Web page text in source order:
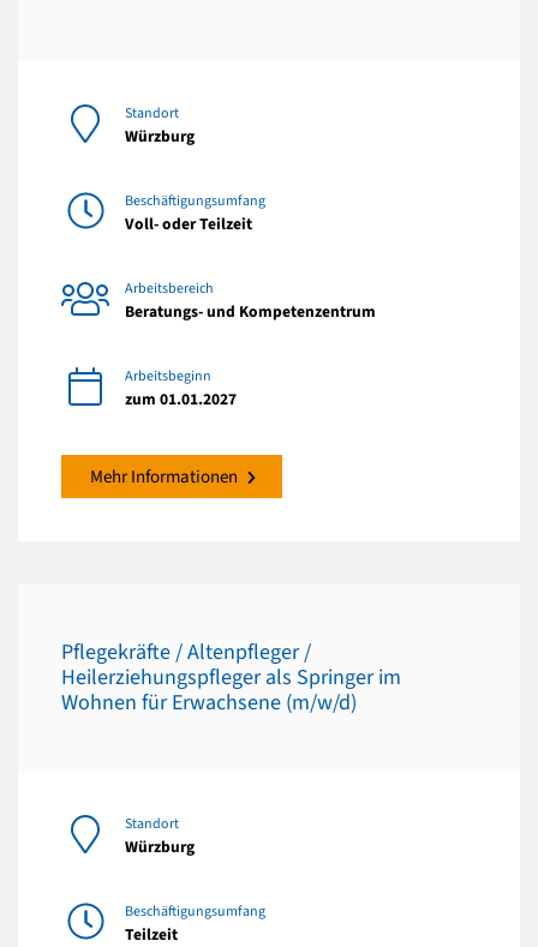
Standort
Würzburg
Beschäftigungsumfang
Voll- oder Teilzeit
Arbeitsbereich
Beratungs- und Kompetenzentrum
Arbeitsbeginn
zum 01.01.2027
Mehr Informationen
Pflegekräfte / Altenpfleger /
Heilerziehungspfleger als Springer im
Wohnen für Erwachsene (m/w/d)
Standort
Würzburg
Beschäftigungsumfang
Teilzeit